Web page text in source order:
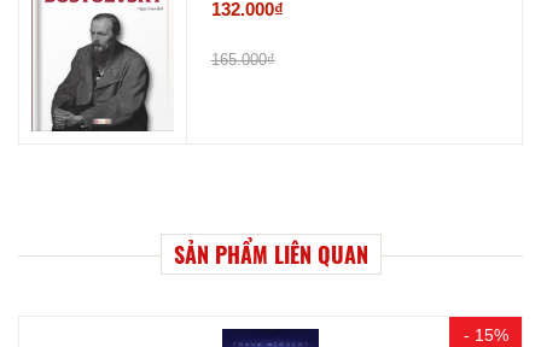
132.000₫
165.000₫
SẢN PHẨM LIÊN QUAN
- 15%